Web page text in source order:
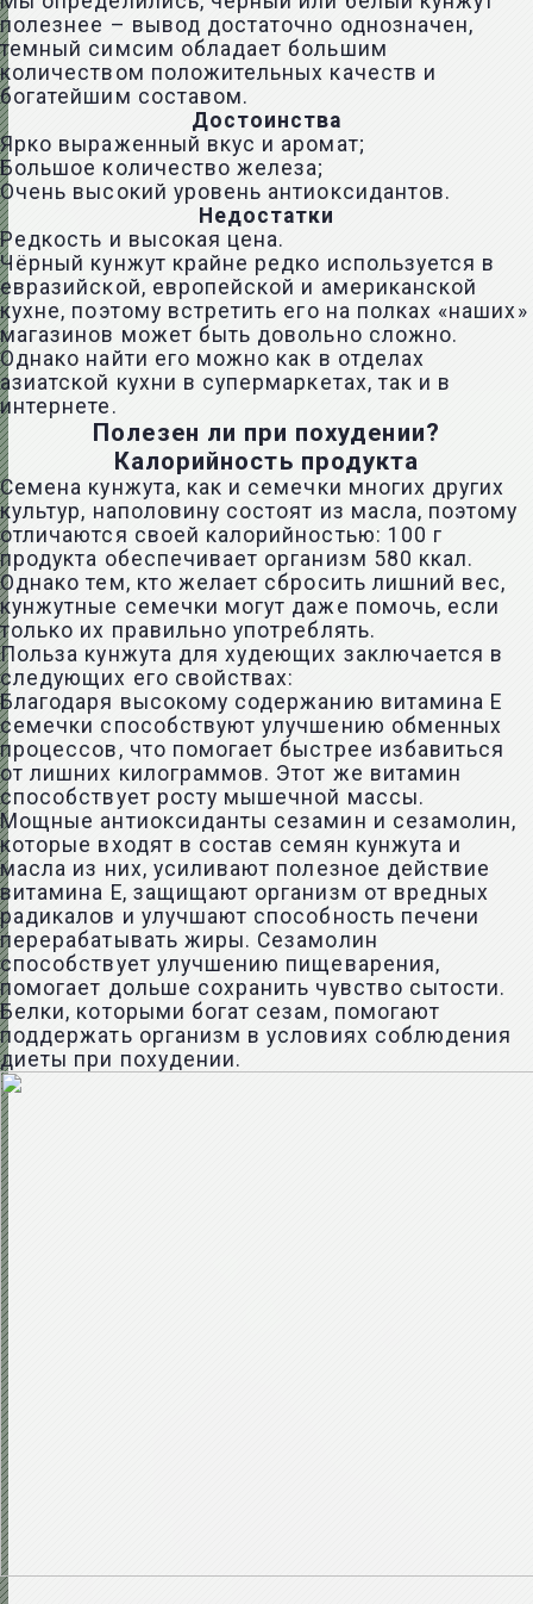
полезнее – вывод достаточно однозначен,
темный симсим обладает большим
количеством положительных качеств и
богатейшим составом.
Достоинства
Ярко выраженный вкус и аромат;
Большое количество железа;
Очень высокий уровень антиоксидантов.
Недостатки
Редкость и высокая цена.
Чёрный кунжут крайне редко используется в
евразийской, европейской и американской
кухне, поэтому встретить его на полках «наших»
магазинов может быть довольно сложно.
Однако найти его можно как в отделах
азиатской кухни в супермаркетах, так и в
интернете.
Полезен ли при похудении?
Калорийность продукта
Семена кунжута, как и семечки многих других
культур, наполовину состоят из масла, поэтому
отличаются своей калорийностью: 100 г
продукта обеспечивает организм 580 ккал.
Однако тем, кто желает сбросить лишний вес,
кунжутные семечки могут даже помочь, если
только их правильно употреблять.
Польза кунжута для худеющих заключается в
следующих его свойствах:
Благодаря высокому содержанию витамина Е
семечки способствуют улучшению обменных
процессов, что помогает быстрее избавиться
от лишних килограммов. Этот же витамин
способствует росту мышечной массы.
Мощные антиоксиданты сезамин и сезамолин,
которые входят в состав семян кунжута и
масла из них, усиливают полезное действие
витамина Е, защищают организм от вредных
радикалов и улучшают способность печени
перерабатывать жиры. Сезамолин
способствует улучшению пищеварения,
помогает дольше сохранить чувство сытости.
Белки, которыми богат сезам, помогают
поддержать организм в условиях соблюдения
диеты при похудении.